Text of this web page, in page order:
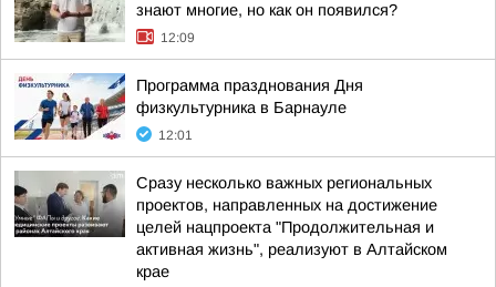
знают многие, но как он появился?
12:09
Программа празднования Дня
физкультурника в Барнауле
12:01
Сразу несколько важных региональных
проектов, направленных на достижение
целей нацпроекта "Продолжительная и
активная жизнь", реализуют в Алтайском
крае